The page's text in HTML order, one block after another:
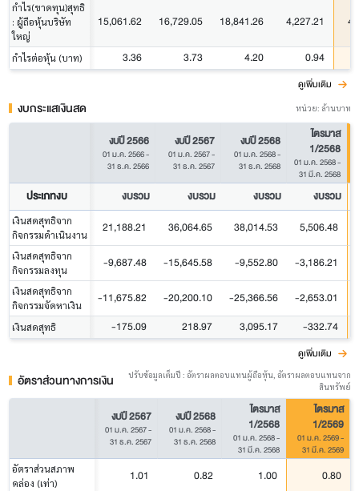
กำไร(ขาดทุน)สุทธิ
: ผู้ถือหุ้นบริษัท
ใหญ่
15,061.62 16,729.05 18,841.26 4,227.21
กำไรต่อหุ้น (บาท) 3.36 3.73 4.20 0.94
ดูเพิ่มเติม
งบกระแสเงินสด หน่วย: ล้านบาท
งบปี 2566
01 ม.ค. 2566-
31 ธ.ค. 2566
งบปี 2567
01 ม.ค. 2567-
31 ธ.ค. 2567
งบปี 2568
01 ม.ค. 2568-
31 ธ.ค. 2568
ไตรมาส
1/2568
01 ม.ค. 2568-
31 มี.ค. 2568
ประเภทงบ งบรวม งบรวม งบรวม งบรวม
เงินสดสุทธิจาก
กิจกรรมดำเนินงาน
21,188.21 36,064.65 38,014.53 5,506.48
เงินสดสุทธิจาก
กิจกรรมลงทุน
-9,687.48 -15,645.58 -9,552.80 -3,186.21
เงินสดสุทธิจาก
กิจกรรมจัดหาเงิน
-11,675.82 -20,200.10 -25,366.56 -2,653.01
เงินสดสุทธิ -175.09 218.97 3,095.17 -332.74
ดูเพิ่มเติม
อัตราส่วนทางการเงิน
ปรับข้อมูลเต็มปี : อัตราผลตอบแทนผู้ถือหุ้น, อัตราผลตอบแทนจาก
สินทรัพย์
งบปี 2567
01 ม.ค. 2567-
31 ธ.ค. 2567
งบปี 2568
01 ม.ค. 2568-
31 ธ.ค. 2568
ไตรมาส
1/2568
01 ม.ค. 2568-
31 มี.ค. 2568
ไตรมาส
1/2569
01 ม.ค. 2569-
31 มี.ค. 2569
อัตราส่วนสภาพ
คล่อง (เท่า)
1.01 0.82 1.00 0.80